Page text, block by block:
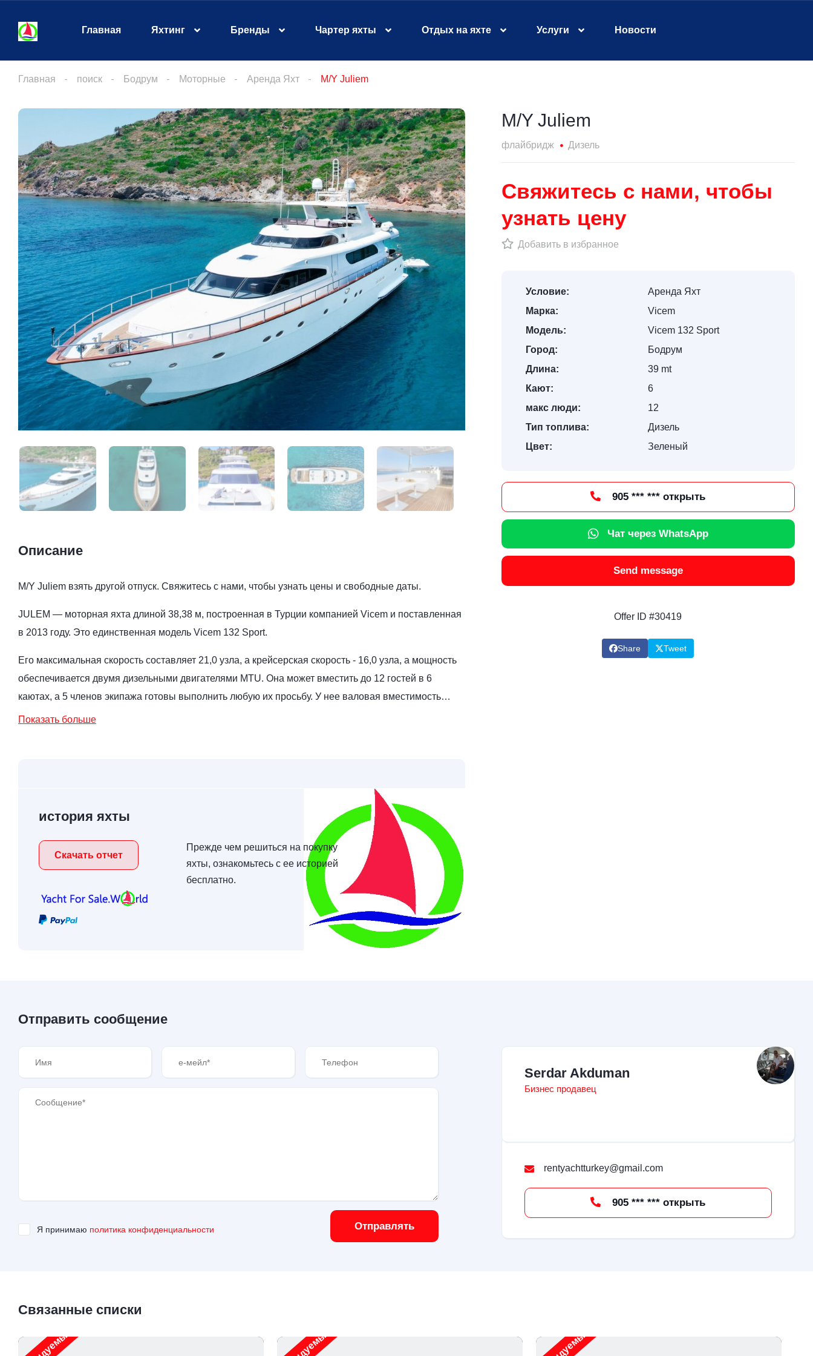
Главная Яхтинг Бренды Чартер яхты Отдых на яхте Услуги Новости
Главная поиск Бодрум Моторные Аренда Яхт M/Y Juliem
Описание
M/Y Juliem взять другой отпуск. Свяжитесь с нами, чтобы узнать цены и свободные даты.
JULEM — моторная яхта длиной 38,38 м, построенная в Турции компанией Vicem и поставленная
в 2013 году. Это единственная модель Vicem 132 Sport.
Его максимальная скорость составляет 21,0 узла, а крейсерская скорость - 16,0 узла, а мощность
обеспечивается двумя дизельными двигателями MTU. Она может вместить до 12 гостей в 6
каютах, а 5 членов экипажа готовы выполнить любую их просьбу. У нее валовая вместимость…
Показать больше
история яхты
Скачать отчет
Прежде чем решиться на покупку
яхты, ознакомьтесь с ее историей
бесплатно.
M/Y Juliem
флайбридж Дизель
Свяжитесь с нами, чтобы
узнать цену
Добавить в избранное
Условие:
Аренда Яхт
Марка:
Vicem
Модель:
Vicem 132 Sport
Город:
Бодрум
Длина:
39 mt
Кают:
6
макс люди:
12
Тип топлива:
Дизель
Цвет:
Зеленый
905 *** *** открыть
Чат через WhatsApp
Send message
Offer ID #30419
Share Tweet
Отправить сообщение
Я принимаю политика конфиденциальности Отправлять
Serdar Akduman
Бизнес продавец
rentyachtturkey@gmail.com
905 *** *** открыть
Связанные списки